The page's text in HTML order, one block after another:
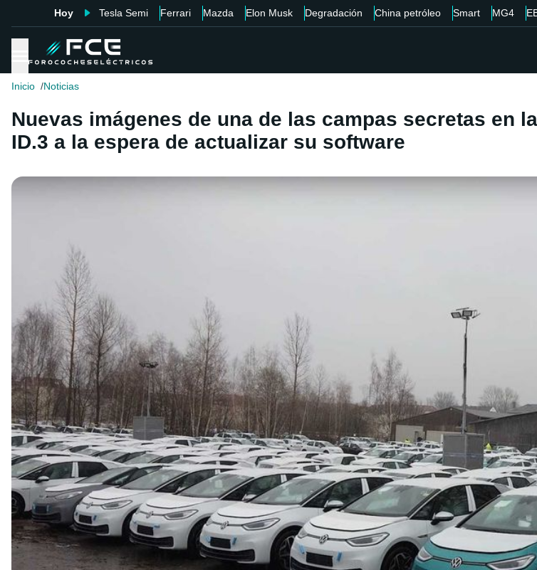
Hoy Tesla Semi Ferrari Mazda Elon Musk Degradación China petróleo Smart MG4
Inicio Noticias
Nuevas imágenes de una de las campas secretas en
ID.3 a la espera de actualizar su software